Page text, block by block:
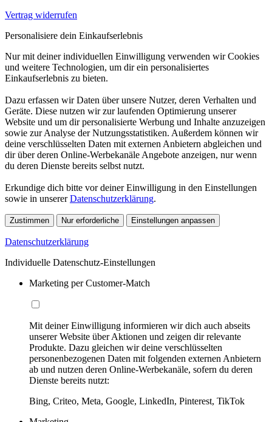
Vertrag widerrufen
Personalisiere dein Einkaufserlebnis
Nur mit deiner individuellen Einwilligung verwenden wir Cookies
und weitere Technologien, um dir ein personalisiertes
Einkaufserlebnis zu bieten.
Dazu erfassen wir Daten über unsere Nutzer, deren Verhalten und
Geräte. Diese nutzen wir zur laufenden Optimierung unserer
Website und um dir personalisierte Werbung und Inhalte anzuzeigen
sowie zur Analyse der Nutzungsstatistiken. Außerdem können wir
deine verschlüsselten Daten mit externen Anbietern abgleichen und
dir über deren Online-Werbekanäle Angebote anzeigen, nur wenn
du deren Dienste bereits selbst nutzt.
Erkundige dich bitte vor deiner Einwilligung in den Einstellungen
sowie in unsererDatenschutzerklärung.
Zustimmen Nur erforderliche Einstellungen anpassen
Datenschutzerklärung
Individuelle Datenschutz-Einstellungen
Marketing per Customer-Match
Mit deiner Einwilligung informieren wir dich auch abseits
unserer Website über Aktionen und zeigen dir relevante
Produkte. Dazu gleichen wir deine verschlüsselten
personenbezogenen Daten mit folgenden externen Anbietern
ab und nutzen deren Online-Werbekanäle, sofern du deren
Dienste bereits nutzt:
Bing, Criteo, Meta, Google, LinkedIn, Pinterest, TikTok